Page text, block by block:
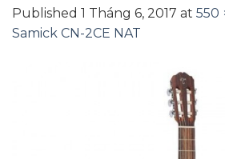
Published 1 Tháng 6, 2017 at 550
Samick CN-2CE NAT